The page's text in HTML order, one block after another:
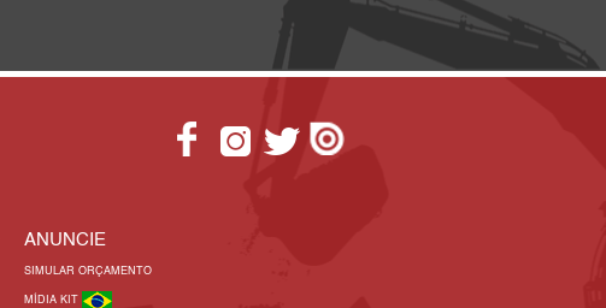
ANUNCIE
SIMULAR ORÇAMENTO
MÍDIA KIT